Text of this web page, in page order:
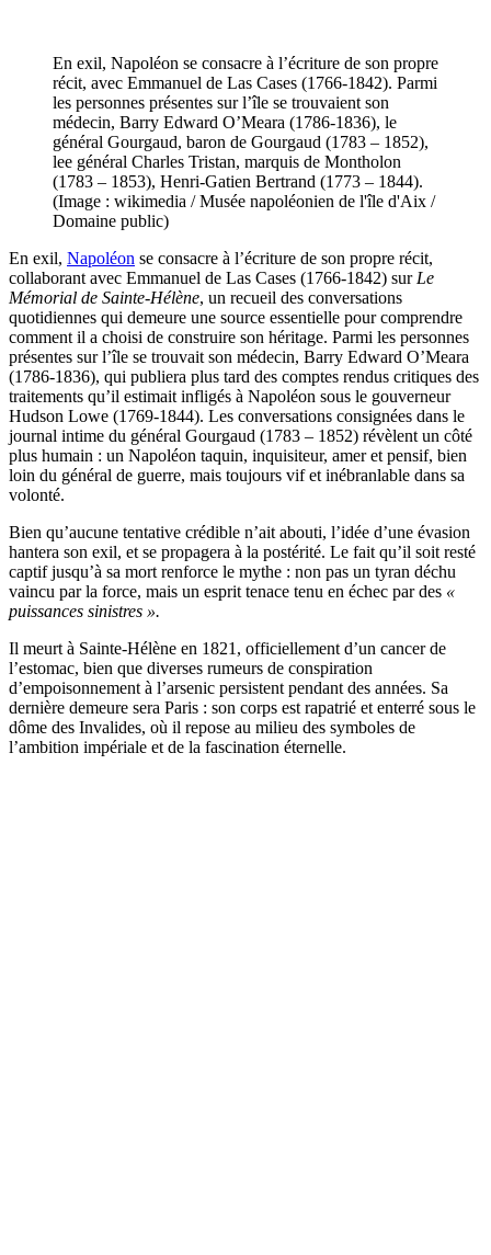
En exil, Napoléon se consacre à l’écriture de son propre
récit, avec Emmanuel de Las Cases (1766-1842). Parmi
les personnes présentes sur l’île se trouvaient son
médecin, Barry Edward O’Meara (1786-1836), le
général Gourgaud, baron de Gourgaud (1783 – 1852),
lee général Charles Tristan, marquis de Montholon
(1783 – 1853), Henri-Gatien Bertrand (1773 – 1844).
(Image : wikimedia / Musée napoléonien de l'île d'Aix /
Domaine public)
En exil, Napoléon se consacre à l’écriture de son propre récit,
collaborant avec Emmanuel de Las Cases (1766-1842) sur Le
Mémorial de Sainte-Hélène, un recueil des conversations
quotidiennes qui demeure une source essentielle pour comprendre
comment il a choisi de construire son héritage. Parmi les personnes
présentes sur l’île se trouvait son médecin, Barry Edward O’Meara
(1786-1836), qui publiera plus tard des comptes rendus critiques des
traitements qu’il estimait infligés à Napoléon sous le gouverneur
Hudson Lowe (1769-1844). Les conversations consignées dans le
journal intime du général Gourgaud (1783 – 1852) révèlent un côté
plus humain : un Napoléon taquin, inquisiteur, amer et pensif, bien
loin du général de guerre, mais toujours vif et inébranlable dans sa
volonté.
Bien qu’aucune tentative crédible n’ait abouti, l’idée d’une évasion
hantera son exil, et se propagera à la postérité. Le fait qu’il soit resté
captif jusqu’à sa mort renforce le mythe : non pas un tyran déchu
vaincu par la force, mais un esprit tenace tenu en échec par des «
puissances sinistres ».
Il meurt à Sainte-Hélène en 1821, officiellement d’un cancer de
l’estomac, bien que diverses rumeurs de conspiration
d’empoisonnement à l’arsenic persistent pendant des années. Sa
dernière demeure sera Paris : son corps est rapatrié et enterré sous le
dôme des Invalides, où il repose au milieu des symboles de
l’ambition impériale et de la fascination éternelle.